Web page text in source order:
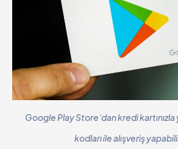
Google Play Store’dan kredi
kodları ile alışveriş